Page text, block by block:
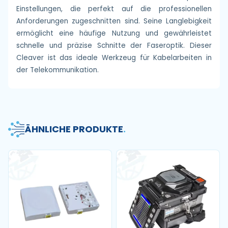
Einstellungen, die perfekt auf die professionellen
Anforderungen zugeschnitten sind. Seine Langlebigkeit
ermöglicht eine häufige Nutzung und gewährleistet
schnelle und präzise Schnitte der Faseroptik. Dieser
Cleaver ist das ideale Werkzeug für Kabelarbeiten in
der Telekommunikation.
ÄHNLICHE PRODUKTE.